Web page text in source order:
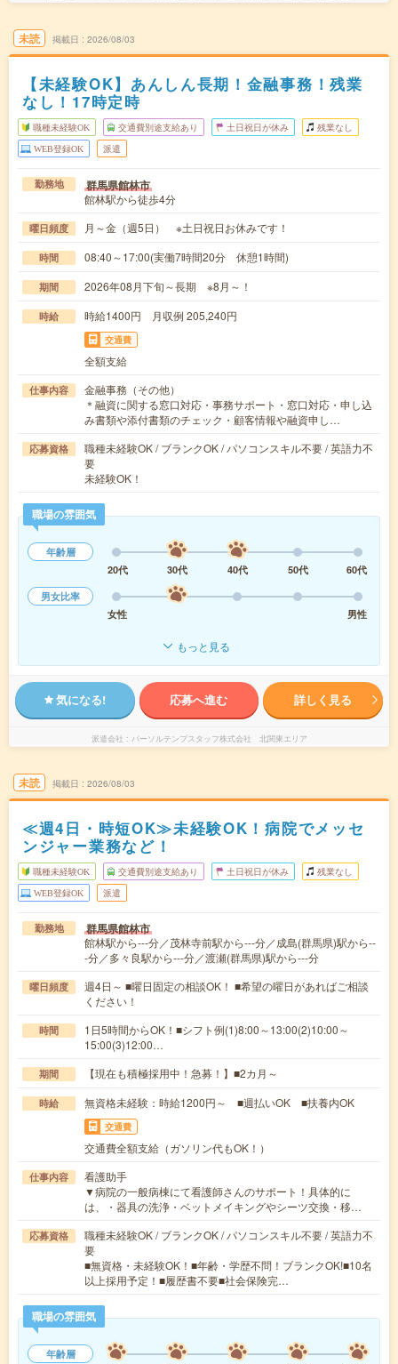
未読 掲載日 2026/08/03
【未経験OK】あんしん長期！金融事務！残業
なし！17時定時
職種未経験OK 交通費別途支給あり 土日祝日が休み 残業なし
WEB登録OK 派遣
勤務地 群馬県館林市
館林駅から徒歩4分
曜日頻度 月～金（週5日） ※土日祝日お休みです！
時間 08:40～17:00(実働7時間20分 休憩1時間)
期間 2026年08月下旬～長期 ※8月～！
時給 時給1400円 月収例 205,240円
交通費
全額支給
仕事内容
金融事務（その他）
＊融資に関する窓口対応・事務サポート・窓口対応・申し込
み書類や添付書類のチェック・顧客情報や融資申し…
応募資格
職種未経験OK / ブランクOK / パソコンスキル不要 / 英語力不
要
未経験OK！
職場の雰囲気
年齢層
20代
30代 40代 50代
60代
男女比率
女性
男性
もっと見る
気になる! 応募へ進む 詳しく見る
派遣会社 パーソルテンプスタッフ株式会社 北関東エリア
未読 掲載日 2026/08/03
≪週4日・時短OK≫未経験OK！病院でメッセ
ンジャー業務など！
職種未経験OK 交通費別途支給あり 土日祝日が休み 残業なし
WEB登録OK 派遣
勤務地 群馬県館林市
館林駅から---分／茂林寺前駅から---分／成島(群馬県)駅から--
-分／多々良駅から---分／渡瀬(群馬県)駅から---分
曜日頻度
週4日～ ■曜日固定の相談OK！ ■希望の曜日があればご相談
ください！
時間
1日5時間からOK！■シフト例(1)8:00～13:00(2)10:00～
15:00(3)12:00…
期間 【現在も積極採用中！急募！】■2カ月～
時給 無資格未経験：時給1200円～ ■週払いOK ■扶養内OK
交通費
交通費全額支給（ガソリン代もOK！）
仕事内容
看護助手
▼病院の一般病棟にて看護師さんのサポート！具体的に
は、・器具の洗浄・ベットメイキングやシーツ交換・移…
応募資格
職種未経験OK / ブランクOK / パソコンスキル不要 / 英語力不
要
■無資格・未経験OK！■年齢・学歴不問！ブランクOK!■10名
以上採用予定！■履歴書不要■社会保険完…
職場の雰囲気
年齢層